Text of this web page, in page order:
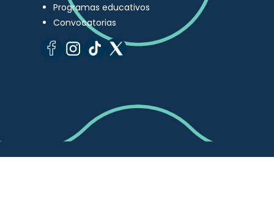
Programas educativos
Convocatorias